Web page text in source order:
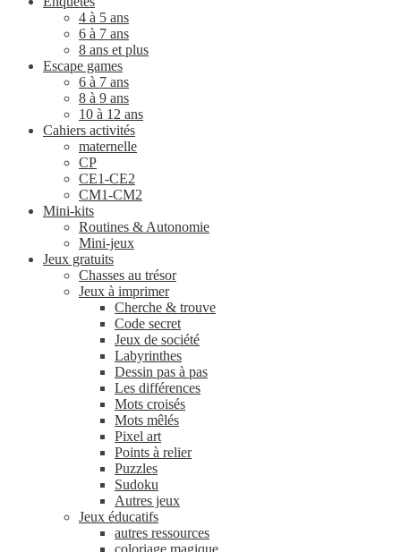
4 à 5 ans
6 à 7 ans
8 ans et plus
Escape games
6 à 7 ans
8 à 9 ans
10 à 12 ans
Cahiers activités
maternelle
CP
CE1-CE2
CM1-CM2
Mini-kits
Routines & Autonomie
Mini-jeux
Jeux gratuits
Chasses au trésor
Jeux à imprimer
Cherche & trouve
Code secret
Jeux de société
Labyrinthes
Dessin pas à pas
Les différences
Mots croisés
Mots mêlés
Pixel art
Points à relier
Puzzles
Sudoku
Autres jeux
Jeux éducatifs
autres ressources
coloriage magique